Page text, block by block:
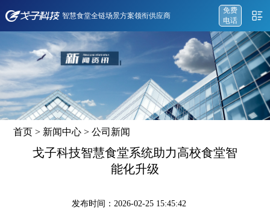
智慧食堂全链场景方案领衔供应商
免费
电话
首页 > 新闻中心 >公司新闻
戈子科技智慧食堂系统助力高校食堂智
能化升级
发布时间：2026-02-25 15:45:42